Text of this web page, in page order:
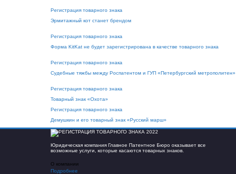
Регистрация товарного знака
Эрмитажный кот станет брендом
Регистрация товарного знака
Форма KitKat не будет зарегистрирована в качестве товарного знака
Регистрация товарного знака
Судебные тяжбы между Роспатентом и ГУП «Петербургский
Регистрация товарного знака
Товарный знак «Охота»
Регистрация товарного знака
Демушкин и его товарный знак «Русский марш»
Юридическая компания Главное Патентное Бюро оказывает все
возможные услуги, которые касаются товарных знаков.
О компании
Подробнее